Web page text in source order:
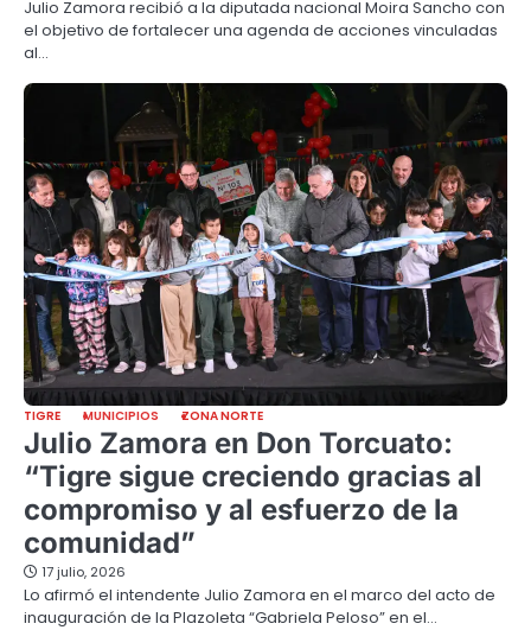
Julio Zamora recibió a la diputada nacional Moira Sancho con
el objetivo de fortalecer una agenda de acciones vinculadas
al…
TIGRE MUNICIPIOS ZONA NORTE
Julio Zamora en Don Torcuato:
“Tigre sigue creciendo gracias al
compromiso y al esfuerzo de la
comunidad”
17 julio, 2026
Lo afirmó el intendente Julio Zamora en el marco del acto de
inauguración de la Plazoleta “Gabriela Peloso” en el…